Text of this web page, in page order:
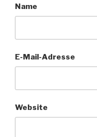
Name
E-Mail-Adresse
Website